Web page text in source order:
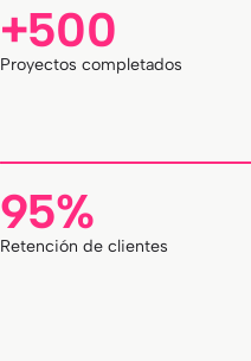
+500
Proyectos completados
95%
Retención de clientes